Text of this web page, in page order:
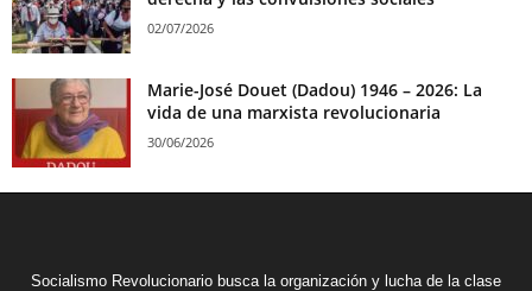
02/07/2026
Marie-José Douet (Dadou) 1946 – 2026: La
vida de una marxista revolucionaria
30/06/2026
Socialismo Revolucionario busca la organización y lucha de la clase